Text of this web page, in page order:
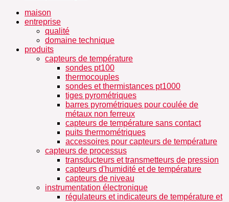
maison
entreprise
qualité
domaine technique
produits
capteurs de température
sondes pt100
thermocouples
sondes et thermistances pt1000
tiges pyrométriques
barres pyrométriques pour coulée de
métaux non ferreux
capteurs de température sans contact
puits thermométriques
accessoires pour capteurs de température
capteurs de processus
transducteurs et transmetteurs de pression
capteurs d'humidité et de température
capteurs de niveau
instrumentation électronique
régulateurs et indicateurs de température et